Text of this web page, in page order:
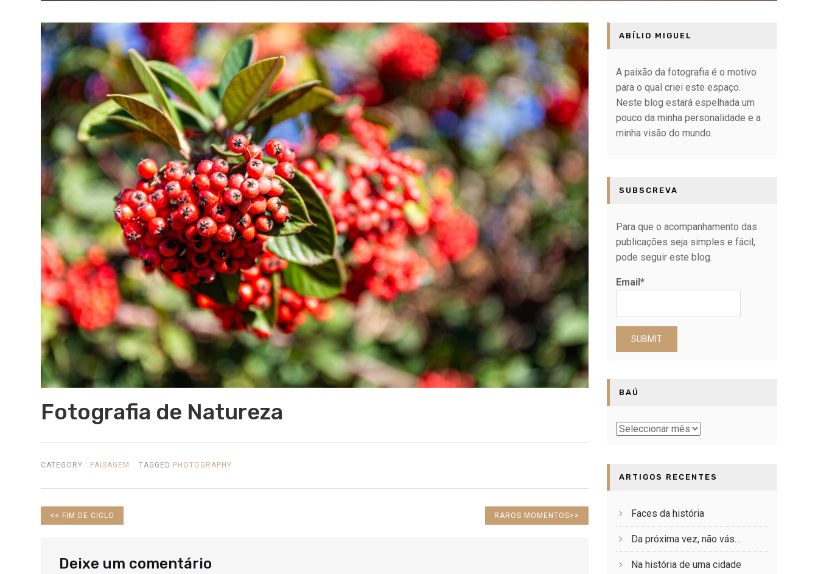
Fotografia de Natureza
CATEGORY : PAISAGEM TAGGED PHOTOGRAPHY
<< PREVIOUS
POST:
FIM DE CICLO
NEXT
POST:
RAROS MOMENTOS>>
Deixe um comentário
ABÍLIO MIGUEL
A paixão da fotografia é o motivo
para o qual criei este espaço.
Neste blog estará espelhada um
pouco da minha personalidade e a
minha visão do mundo.
SUBSCREVA
Para que o acompanhamento das
publicações seja simples e fácil,
pode seguir este blog.
Email*
BAÚ
Baú
ARTIGOS RECENTES
Faces da história
Da próxima vez, não vás…
Na história de uma cidade